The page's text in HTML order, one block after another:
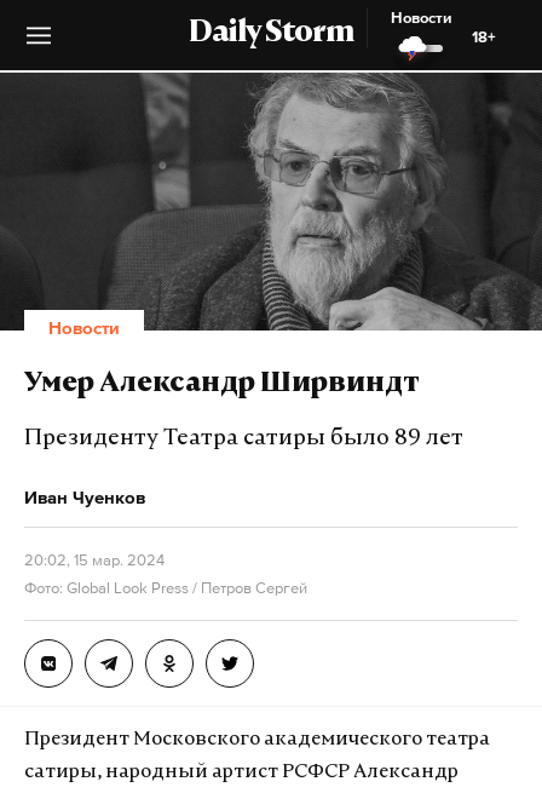
Daily Storm
Новости
18+
Новости
Умер Александр Ширвиндт
Президенту Театра сатиры было 89 лет
Иван Чуенков
20:02, 15 мар. 2024
Фото: Global Look Press / Петров Сергей
Президент Московского академического театра
сатиры, народный артист РСФСР Александр